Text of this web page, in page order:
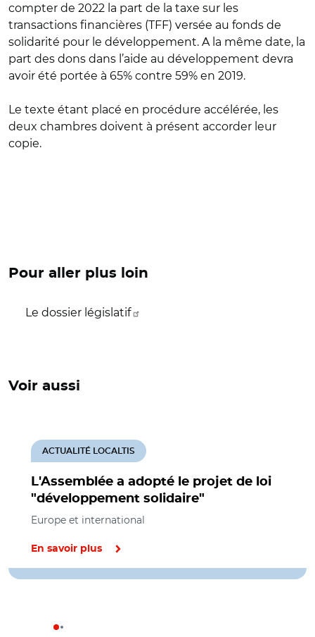
compter de 2022 la part de la taxe sur les
transactions financières (TFF) versée au fonds de
solidarité pour le développement. A la même date, la
part des dons dans l’aide au développement devra
avoir été portée à 65% contre 59% en 2019.
Le texte étant placé en procédure accélérée, les
deux chambres doivent à présent accorder leur
copie.
Pour aller plus loin
Le dossier législatif
Voir aussi
L'Assemblée a adopté le projet de loi
"développement solidaire"
ACTUALITÉ LOCALTIS
Europe et international
En savoir plus